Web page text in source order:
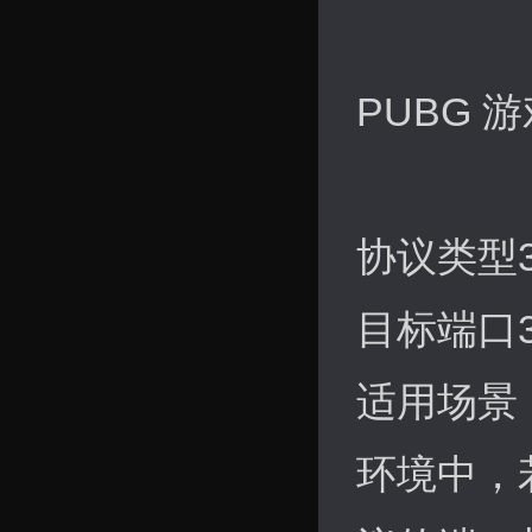
PUBG
协议类型
目标端口
适用场景
环境中，